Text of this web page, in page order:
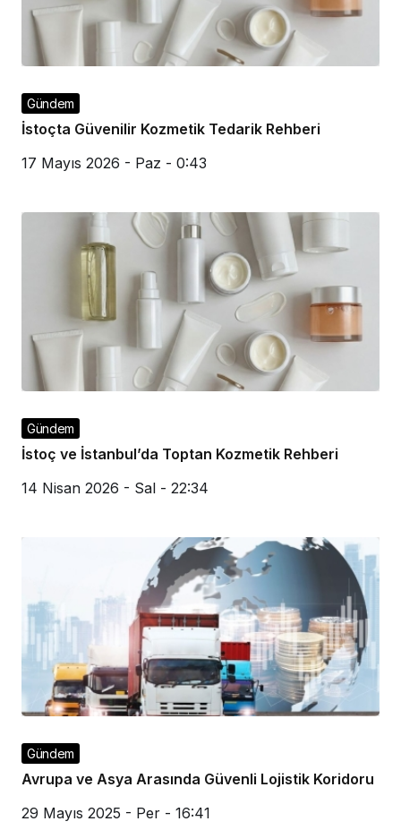
Gündem
İstoçta Güvenilir Kozmetik Tedarik Rehberi
17 Mayıs 2026 - Paz - 0:43
Gündem
İstoç ve İstanbul’da Toptan Kozmetik Rehberi
14 Nisan 2026 - Sal - 22:34
Gündem
Avrupa ve Asya Arasında Güvenli Lojistik Koridoru
29 Mayıs 2025 - Per - 16:41